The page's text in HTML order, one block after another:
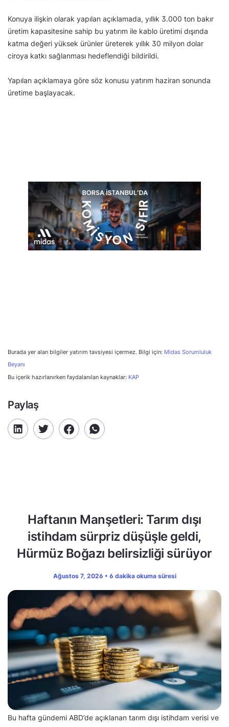
Konuya ilişkin olarak yapılan açıklamada, yıllık 3.000 ton bakır
üretim kapasitesine sahip bu yatırım ile kablo üretimi dışında
katma değeri yüksek ürünler üreterek yıllık 30 milyon dolar
ciroya katkı sağlanması hedeflendiği bildirildi.
Yapılan açıklamaya göre söz konusu yatırım haziran sonunda
üretime başlayacak.
Burada yer alan bilgiler yatırım tavsiyesi içermez. Bilgi için: Midas Sorumluluk
Beyanı
Bu içerik hazırlanırken faydalanılan kaynaklar: KAP
Paylaş
Haftanın Manşetleri: Tarım dışı
istihdam sürpriz düşüşle geldi,
Hürmüz Boğazı belirsizliği sürüyor
Ağustos 7, 2026 • 6 dakika okuma süresi
Bu hafta gündemi ABD’de açıklanan tarım dışı istihdam verisi ve